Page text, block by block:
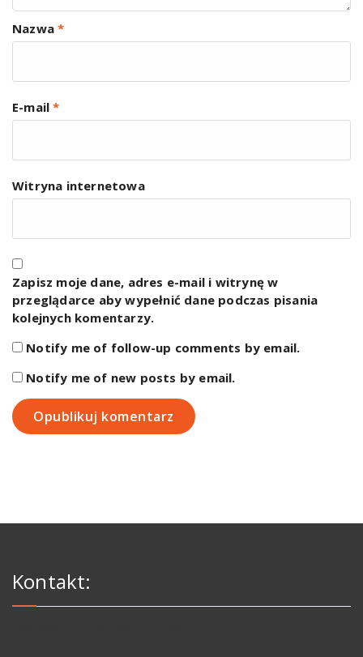
Nazwa*
E-mail*
Witryna internetowa
Zapisz moje dane, adres e-mail i witrynę w
przeglądarce aby wypełnić dane podczas pisania
kolejnych komentarzy.
Notify me of follow-up comments by email.
Notify me of new posts by email.
Kontakt: